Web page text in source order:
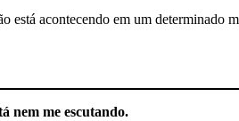
está acontecendo em um determinado
nem me escutando.